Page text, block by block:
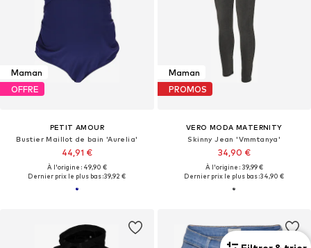
Maman
OFFRE
PETIT AMOUR
Bustier Maillot de bain 'Aurelia'
44,91 €
À l'origine : 49,90 €
Dernier prix le plus bas :39,92 €
Maman
PROMOS
VERO MODA MATERNITY
Skinny Jean 'Vmmtanya'
34,90 €
À l'origine : 39,99 €
Dernier prix le plus bas :34,90 €